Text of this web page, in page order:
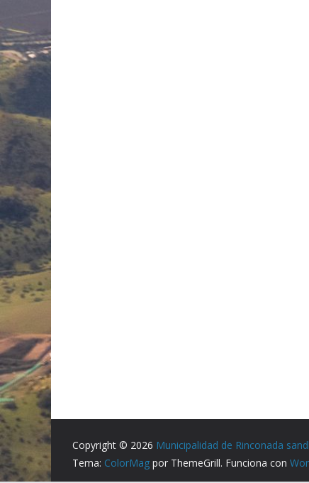
Copyright © 2026 Municipalidad de Rinconada
Tema: ColorMag por ThemeGrill. Funciona con